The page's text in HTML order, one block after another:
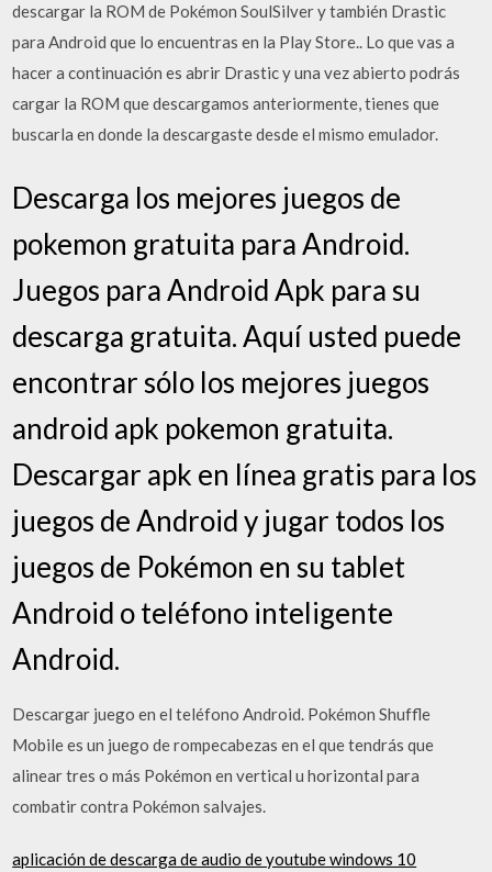
descargar la ROM de Pokémon SoulSilver y también Drastic
para Android que lo encuentras en la Play Store.. Lo que vas a
hacer a continuación es abrir Drastic y una vez abierto podrás
cargar la ROM que descargamos anteriormente, tienes que
buscarla en donde la descargaste desde el mismo emulador.
Descarga los mejores juegos de
pokemon gratuita para Android.
Juegos para Android Apk para su
descarga gratuita. Aquí usted puede
encontrar sólo los mejores juegos
android apk pokemon gratuita.
Descargar apk en línea gratis para los
juegos de Android y jugar todos los
juegos de Pokémon en su tablet
Android o teléfono inteligente
Android.
Descargar juego en el teléfono Android. Pokémon Shuffle
Mobile es un juego de rompecabezas en el que tendrás que
alinear tres o más Pokémon en vertical u horizontal para
combatir contra Pokémon salvajes.
aplicación de descarga de audio de youtube windows 10